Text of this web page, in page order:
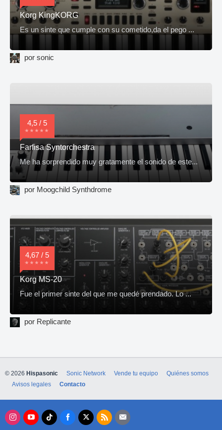
Korg KingKORG
Es un sinte que cumple con su cometido,da el pego ...
por sonic
4,5 / 5
Farfisa Syntorchestra
Me ha sorprendido muy gratamente el sonido de este...
por Moogchild Synthdrome
4,67 / 5
Korg MS-20
Fue el primer sinte del que me quedé prendado. Lo ...
por Replicante
© 2026 Hispasonic Sonic Network Vende tu equipo
Quiénes somos
Avisos legales
Contacto